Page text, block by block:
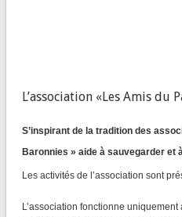
L’association «Les Amis du
S’inspirant de la tradition des
Baronnies » aide à sauvegarder
Les activités de l’association sont
L’association fonctionne